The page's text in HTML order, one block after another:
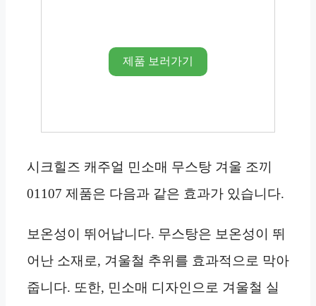
제품 보러가기
시크힐즈 캐주얼 민소매 무스탕 겨울 조끼
01107 제품은 다음과 같은 효과가 있습니다.
보온성이 뛰어납니다. 무스탕은 보온성이 뛰
어난 소재로, 겨울철 추위를 효과적으로 막아
줍니다. 또한, 민소매 디자인으로 겨울철 실